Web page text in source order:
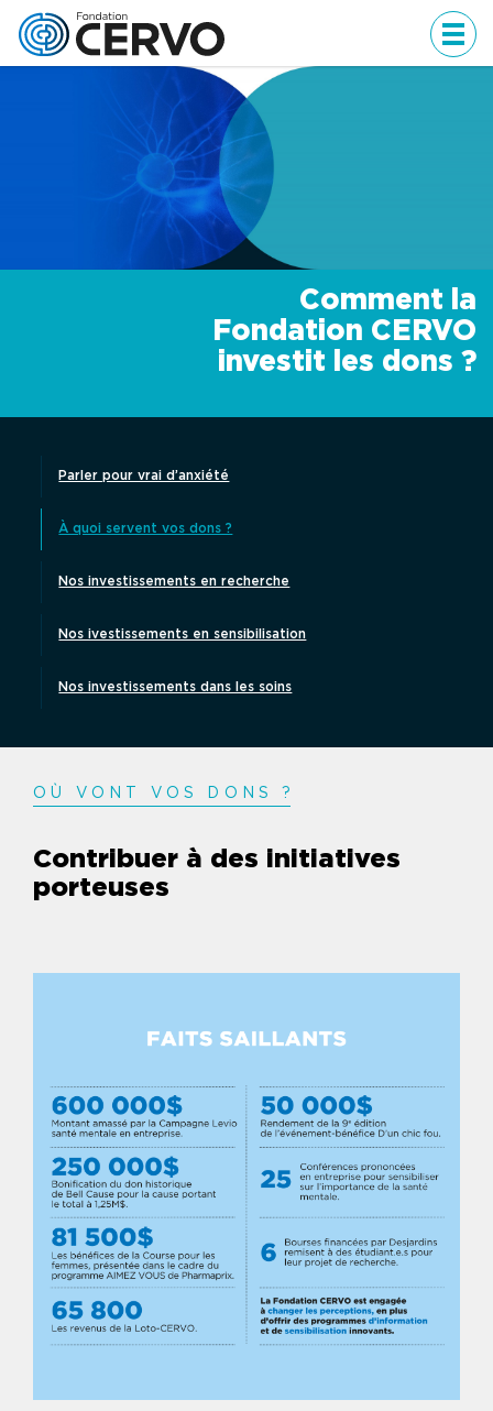
Comment la
Fondation CERVO
investit les dons ?
Parler pour vrai d’anxiété
À quoi servent vos dons ?
Nos investissements en recherche
Nos ivestissements en sensibilisation
Nos investissements dans les soins
OÙ VONT VOS DONS ?
Contribuer à des initiatives
porteuses